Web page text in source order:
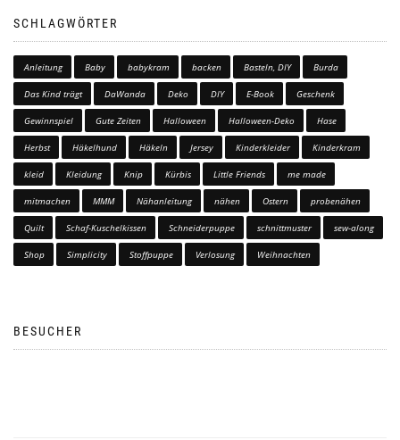
SCHLAGWÖRTER
Anleitung Baby babykram backen Basteln, DIY Burda
Das Kind trägt DaWanda Deko DIY E-Book Geschenk
Gewinnspiel Gute Zeiten Halloween Halloween-Deko Hase
Herbst Häkelhund Häkeln Jersey Kinderkleider Kinderkram
kleid Kleidung Knip Kürbis Little Friends me made
mitmachen MMM Nähanleitung nähen Ostern probenähen
Quilt Schaf-Kuschelkissen Schneiderpuppe schnittmuster sew-along
Shop Simplicity Stoffpuppe Verlosung Weihnachten
BESUCHER